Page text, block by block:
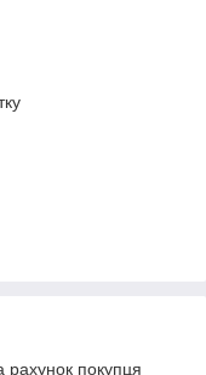
рахунок покупця